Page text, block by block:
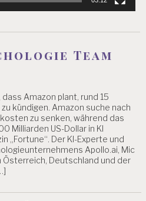
Team
Amazon plant, rund 15
kündigen. Amazon suche nach
zu senken, während das
Milliarden US-Dollar in KI
„Fortune“. Der KI-Experte und
Apollo.ai, Mic
Österreich, Deutschland und der